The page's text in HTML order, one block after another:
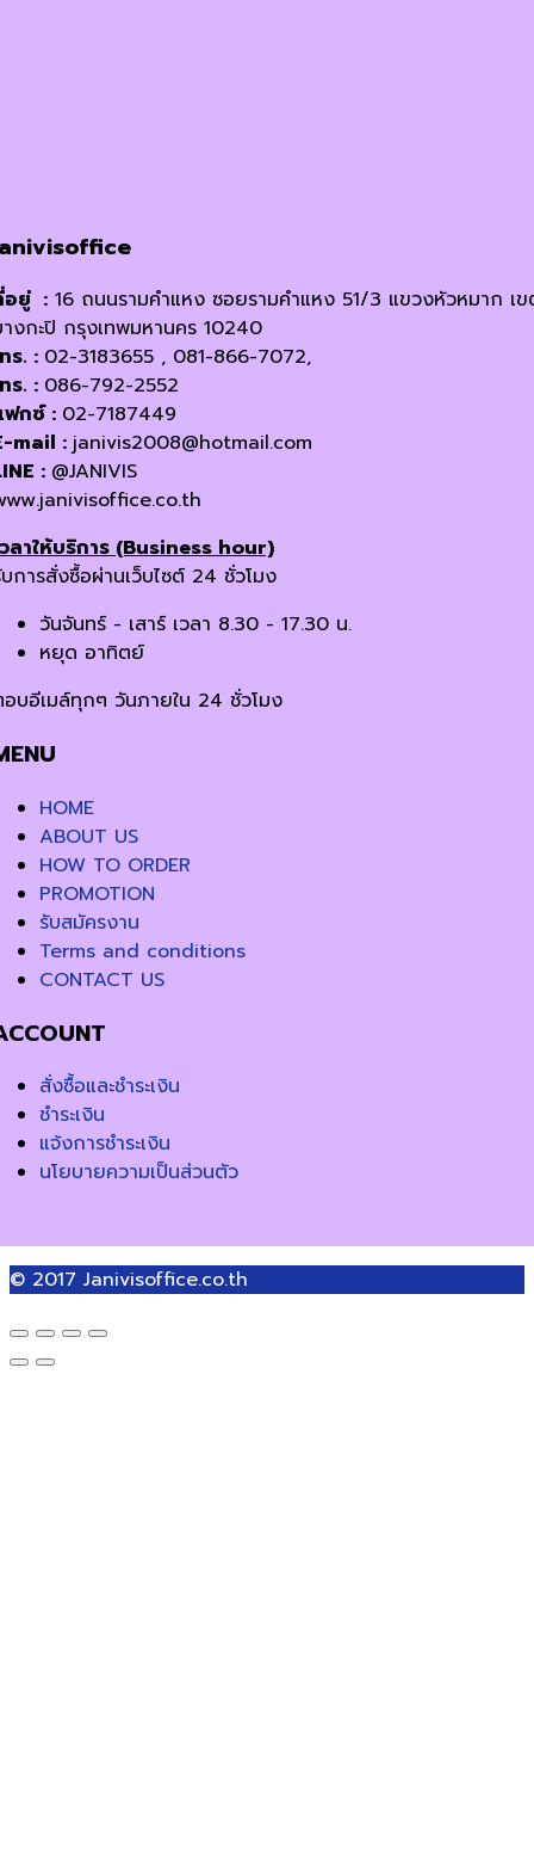
อยู่ : 16 ถนนรามคำแหง ซอยรามคำแหง 51/3 แขวงหัวหมาก เ
งกะปิ กรุงเทพมหานคร 10240
ร. : 02-3183655 , 081-866-7072,
ร. : 086-792-2552
กซ์ : 02-7187449
mail : janivis2008@hotmail.com
: @JANIVIS
ลาให้บริการ (Business hour)
การสั่งซื้อผ่านเว็บไซต์ 24 ชั่วโมง
วันจันทร์ - เสาร์ เวลา 8.30 - 17.30 น.
หยุด อาทิตย์
บอีเมล์ทุกๆ วันภายใน 24 ชั่วโมง
HOME
ABOUT US
HOW TO ORDER
PROMOTION
รับสมัครงาน
Terms and conditions
CONTACT US
สั่งซื้อและชำระเงิน
ชำระเงิน
แจ้งการชำระเงิน
นโยบายความเป็นส่วนตัว
© 2017 Janivisoffice.co.th